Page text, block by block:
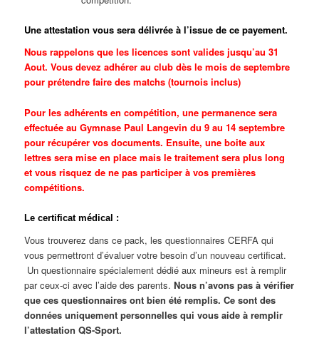
Une attestation vous sera délivrée à l’issue de ce payement.
Nous rappelons que les licences sont valides jusqu’au 31
Aout. Vous devez adhérer au club dès le mois de septembre
pour prétendre faire des matchs (tournois inclus)
Pour les adhérents en compétition, une permanence sera
effectuée au Gymnase Paul Langevin du 9 au 14 septembre
pour récupérer vos documents. Ensuite, une boite aux
lettres sera mise en place mais le traitement sera plus long
et vous risquez de ne pas participer à vos premières
compétitions.
Le certificat médical :
Vous trouverez dans ce pack, les questionnaires CERFA qui
vous permettront d’évaluer votre besoin d’un nouveau certificat.
Un questionnaire spécialement dédié aux mineurs est à remplir
par ceux-ci avec l’aide des parents.Nous n’avons pas à vérifier
que ces questionnaires ont bien été remplis. Ce sont des
données uniquement personnelles qui vous aide à remplir
l’attestation QS-Sport.